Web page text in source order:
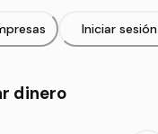
dinero
Iniciar sesión